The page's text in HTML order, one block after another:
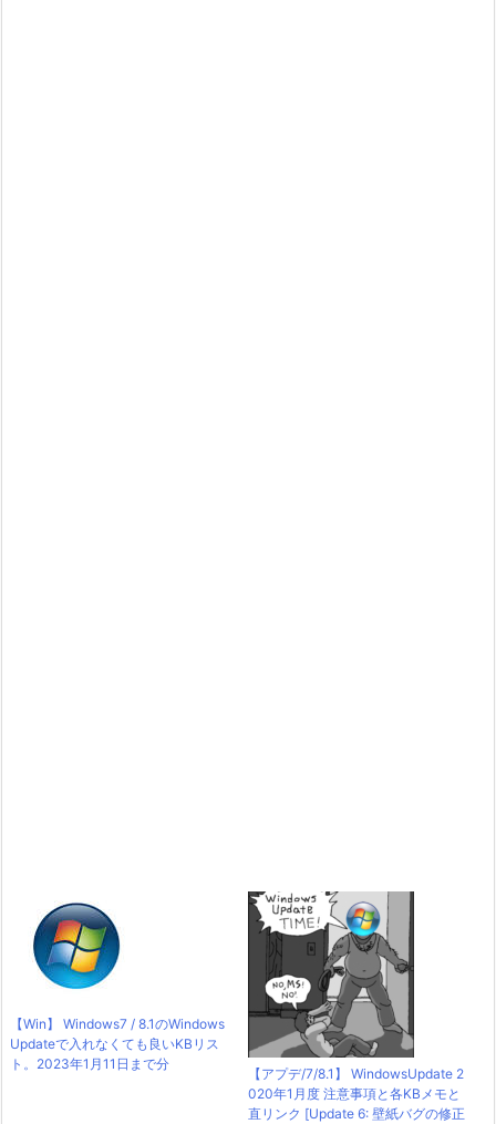
【Win】 Windows7 / 8.1のWindows
Updateで入れなくても良いKBリス
ト。2023年1月11日まで分
【アプデ/7/8.1】 WindowsUpdate 2
020年1月度 注意事項と各KBメモと
直リンク [Update 6: 壁紙バグの修正